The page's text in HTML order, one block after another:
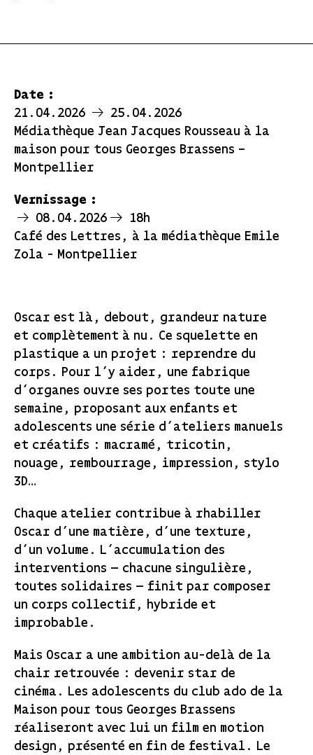
Date :
21.04.2026
25.04.2026
Médiathèque Jean Jacques Rousseau à la
maison pour tous Georges Brassens –
Montpellier
Vernissage :
08.04.2026
18h
Café des Lettres, à la médiathèque Emile
Zola - Montpellier
Oscar est là, debout, grandeur nature
et complètement à nu. Ce squelette en
plastique a un projet : reprendre du
corps. Pour l’y aider, une fabrique
d’organes ouvre ses portes toute une
semaine, proposant aux enfants et
adolescents une série d’ateliers manuels
et créatifs : macramé, tricotin,
nouage, rembourrage, impression, stylo
3D…
Chaque atelier contribue à rhabiller
Oscar d’une matière, d’une texture,
d’un volume. L’accumulation des
interventions — chacune singulière,
toutes solidaires — finit par composer
un corps collectif, hybride et
improbable.
Mais Oscar a une ambition au-delà de la
chair retrouvée : devenir star de
cinéma. Les adolescents du club ado de la
Maison pour tous Georges Brassens
réaliseront avec lui un film en motion
design, présenté en fin de festival. Le